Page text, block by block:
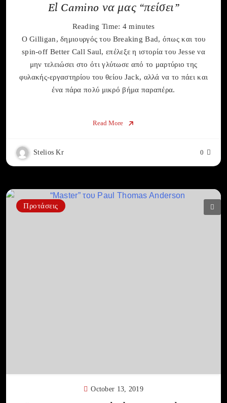
El Camino να μας “πείσει”
Reading Time: 4 minutes
Ο Gilligan, δημιουργός του Breaking Bad, όπως και του
spin-off Better Call Saul, επέλεξε η ιστορία του Jesse να
μην τελειώσει στο ότι γλύτωσε από το μαρτύριο της
φυλακής-εργαστηρίου του θείου Jack, αλλά να το πάει και
ένα πάρα πολύ μικρό βήμα παραπέρα.
Read More
Stelios Kr 0
Προτάσεις
October 13, 2019